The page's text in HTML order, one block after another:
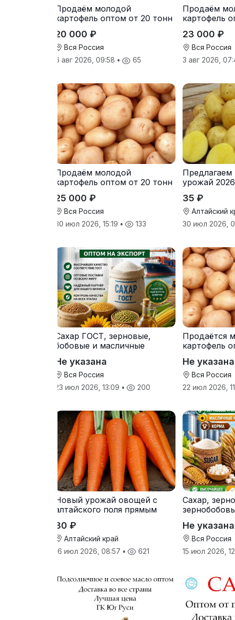
Продаём молодой
картофель оптом от 20 тонн
20 000 ₽
Вся Россия
6 авг 2026, 09:58 • 65
Продаём
картофель
23 000 ₽
Вся Россия
3 авг 2026,
Продаём молодой
картофель оптом от 20 тонн
25 000 ₽
Вся Россия
30 июл 2026, 15:19 • 133
Предлагаем
урожай
35 ₽
Алтайский
30 июл 2026,
Сахар ГОСТ, зерновые,
бобовые и масличные
Не указана
Вся Россия
23 июл 2026, 13:09 • 200
Продаётся
картофель
Не указана
Вся Россия
22 июл 2026,
Новый урожай овощей с
алтайского поля прямым
30 ₽
Алтайский край
16 июл 2026, 08:57 • 621
Сахар,
Не указана
Вся Россия
15 июл 2026,